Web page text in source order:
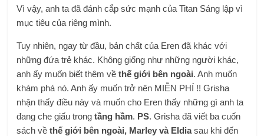
Vì vậy, anh ta đã đánh cắp sức mạnh của Titan Sáng lập vì
mục tiêu của riêng mình.
Tuy nhiên, ngay từ đầu, bản chất của Eren đã khác với
những đứa trẻ khác. Không giống như những người khác,
anh ấy muốn biết thêm vềthế giới bên ngoài. Anh muốn
khám phá nó. Anh ấy muốn trở nên MIỄN PHÍ !! Grisha
nhận thấy điều này và muốn cho Eren thấy những gì anh ta
đang che giấu trongtầng hầm. PS. Grisha đã viết ba cuốn
sách vềthế giới bên ngoài, Marley và Eldiasau khi đến